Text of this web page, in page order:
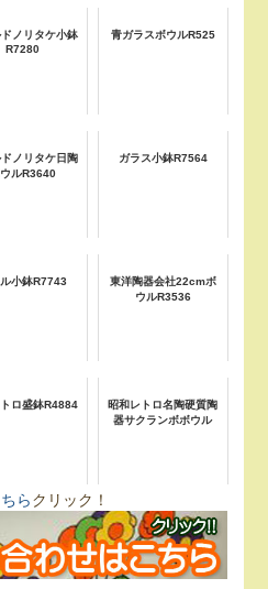
ノリタケ小鉢
R7280
青ガラスボウルR525
ノリタケ日陶
ルR3640
ガラス小鉢R7564
小鉢R7743
東洋陶器会社22cmボ
ウルR3536
ロ盛鉢R4884
昭和レトロ名陶硬質陶
器サクランボボウル
らクリック！